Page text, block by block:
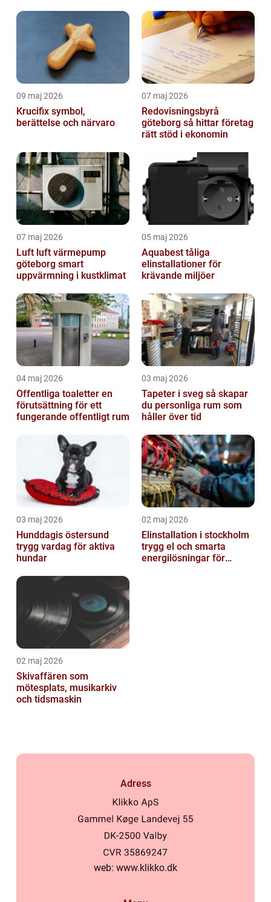
09 maj 2026
Krucifix symbol,
berättelse och närvaro
07 maj 2026
Redovisningsbyrå
göteborg så hittar företag
rätt stöd i ekonomin
07 maj 2026
Luft luft värmepump
göteborg smart
uppvärmning i kustklimat
05 maj 2026
Aquabest tåliga
elinstallationer för
krävande miljöer
04 maj 2026
Offentliga toaletter en
förutsättning för ett
fungerande offentligt rum
03 maj 2026
Tapeter i sveg så skapar
du personliga rum som
håller över tid
03 maj 2026
Hunddagis östersund
trygg vardag för aktiva
hundar
02 maj 2026
Elinstallation i stockholm
trygg el och smarta
energilösningar för
02 maj 2026
Skivaffären som
mötesplats, musikarkiv
och tidsmaskin
Adress
web: www.klikko.dk